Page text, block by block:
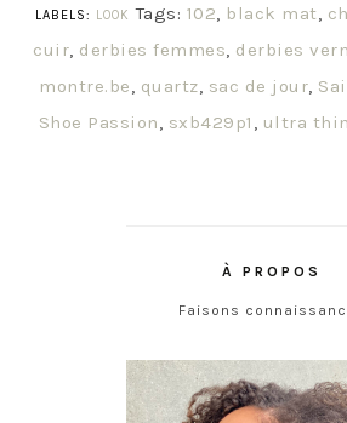
LABELS: LOOK Tags: 102, black mat,
cuir, derbies femmes, derbies
montre.be, quartz, sac de jour,
Shoe Passion, sxb429p1 , ultra thin
À PROPOS
Faisons